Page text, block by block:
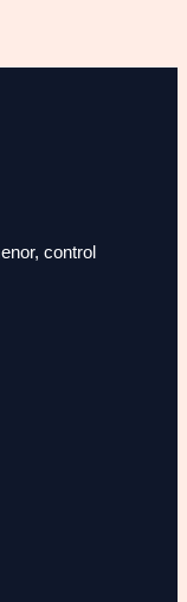
control